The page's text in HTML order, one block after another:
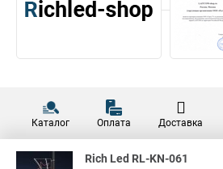
Каталог Оплата Доставка
Rich Led RL-KN-061